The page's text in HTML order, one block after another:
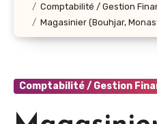
Comptabilité / Gestion
Magasinier (Bouhjar,
Comptabilité / Gestion